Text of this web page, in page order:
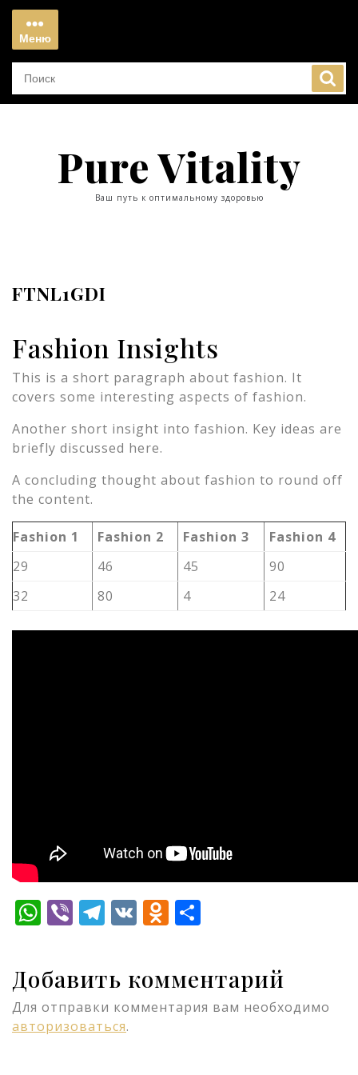
Перейти
содержимому
Меню
Меню
Pure Vitality
Ваш путь к оптимальному здоровью
FTNL1GDI
Fashion Insights
This is a short paragraph about fashion. It
covers some interesting aspects of fashion.
Another short insight into fashion. Key ideas are
briefly discussed here.
A concluding thought about fashion to round off
the content.
Fashion 1 Fashion 2 Fashion 3
Fashion 4
29
46 45
90
32
80 4 24
WhatsApp
ViberTelegram
VKOdnoklassniki
Добавить комментарий
Для отправки комментария вам необходимо
авторизоваться.